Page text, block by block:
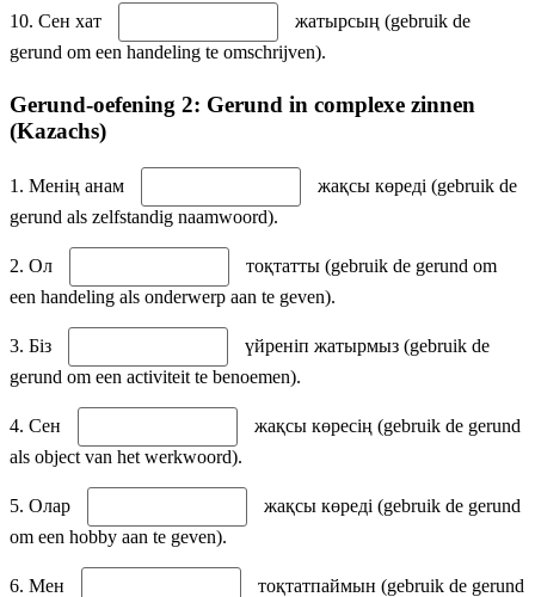
10. Сен хат
жатырсың (gebruik de
gerund om een handeling te omschrijven).
Gerund-oefening 2: Gerund in complexe zinnen
(Kazachs)
1. Менің анам
жақсы көреді (gebruik de
gerund als zelfstandig naamwoord).
2. Ол
тоқтатты (gebruik de gerund om
een handeling als onderwerp aan te geven).
3. Біз
үйреніп жатырмыз (gebruik de
gerund om een activiteit te benoemen).
4. Сен
жақсы көресің (gebruik de gerund
als object van het werkwoord).
5. Олар
жақсы көреді (gebruik de gerund
om een hobby aan te geven).
6. Мен
тоқтатпаймын (gebruik de gerund